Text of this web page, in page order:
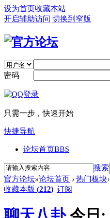
设为首页收藏本站
开启辅助访问 切换到窄版
密码
只需一步，快速开始
快捷导航
论坛首页BBS
搜索
官方论坛»论坛首页 › 热门板块›
收藏本版 (212) |订阅